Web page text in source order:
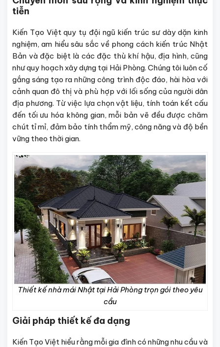
tiễn
Kiến Tạo Việt quy tụ đội ngũ kiến trúc sư dày dặn kinh
nghiệm, am hiểu sâu sắc về phong cách kiến trúc Nhật
Bản và đặc biệt là các đặc thù khí hậu, địa hình, cũng
như quy hoạch xây dựng tại Hải Phòng. Chúng tôi luôn cố
gắng sáng tạo ra những công trình độc đáo, hài hòa với
cảnh quan đô thị và phù hợp với lối sống của người dân
địa phương. Từ việc lựa chọn vật liệu, tính toán kết cấu
đến tối ưu hóa không gian, mỗi bản vẽ đều được chăm
chút tỉ mỉ, đảm bảo tính thẩm mỹ, công năng và độ bền
vững theo thời gian.
Thiết kế nhà mái Nhật tại Hải Phòng trọn gói theo yêu
cầu
Giải pháp thiết kế đa dạng
Kiến Tạo Việt hiểu rằng mỗi gia đình có những nhu cầu và